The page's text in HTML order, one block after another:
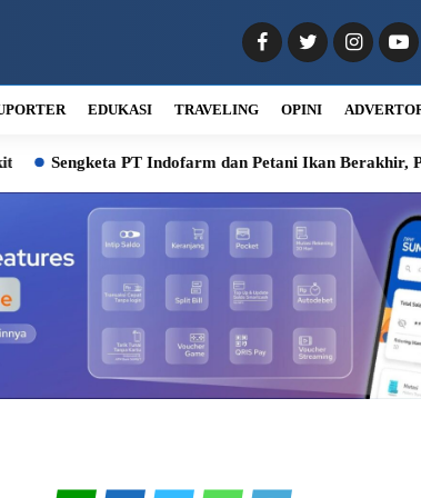
EDUKASI TRAVELING OPINI
PT Indofarm dan Petani Ikan Berakhir,